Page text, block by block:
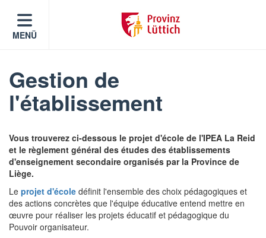
MENÜ
Gestion de
l'établissement
Vous trouverez ci-dessous le projet d'école de l'IPEA La Reid
et le règlement général des études des établissements
d'enseignement secondaire organisés par la Province de
Liège.
Le projet d'école définit l'ensemble des choix pédagogiques et
des actions concrètes que l'équipe éducative entend mettre en
œuvre pour réaliser les projets éducatif et pédagogique du
Pouvoir organisateur.